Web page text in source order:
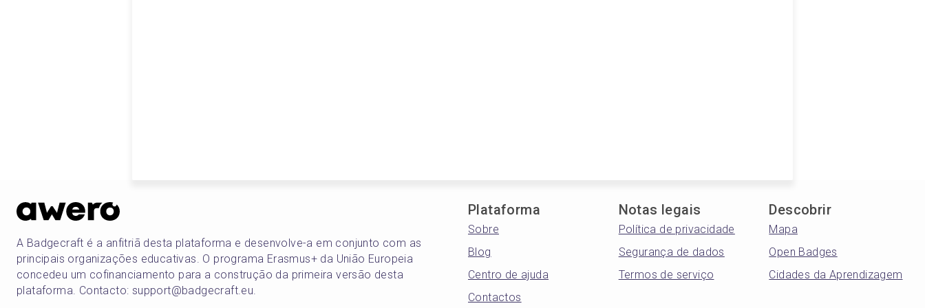
A Badgecraft é a anfitriã desta plataforma e desenvolve-a em conjunto com as
principais organizações educativas. O programa Erasmus+ da União Europeia
concedeu um cofinanciamento para a construção da primeira versão desta
plataforma. Contacto: support@badgecraft.eu.
Plataforma
Sobre
Blog
Centro de ajuda
Contactos
Notas legais
Política de privacidade
Segurança de dados
Termos de serviço
Descobrir
Mapa
Open Badges
Cidades da Aprendizagem